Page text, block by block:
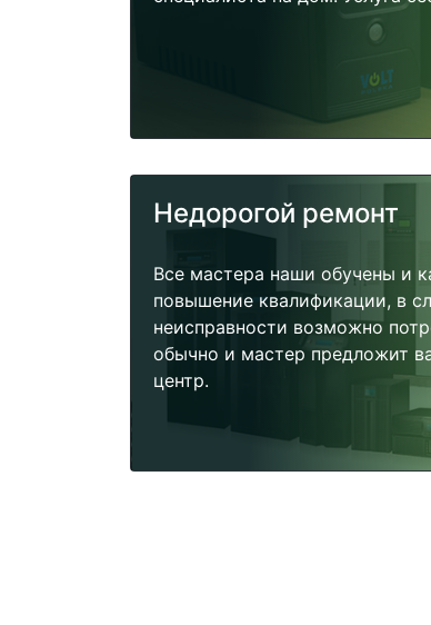
Недорогой ремонт
Все мастера наши обучены и
повышение квалификации, в
неисправности возможно
обычно и мастер предложит
центр.